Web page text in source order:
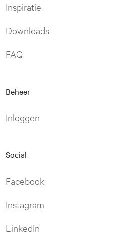
Inspiratie
Downloads
FAQ
Beheer
Inloggen
Social
Facebook
Instagram
LinkedIn